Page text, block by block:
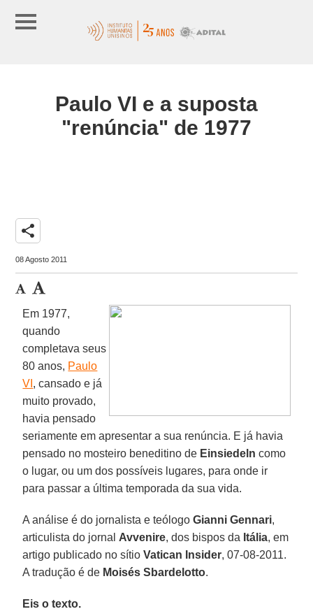
Paulo VI e a suposta
"renúncia" de 1977
share
08 Agosto 2011
Em 1977,
quando
completava seus
80 anos, Paulo
VI , cansado e já
muito provado,
havia pensado
seriamente em apresentar a sua renúncia. E já havia
pensado no mosteiro beneditino de Einsiedeln como
o lugar, ou um dos possíveis lugares, para onde ir
para passar a última temporada da sua vida.
A análise é do jornalista e teólogoGianni Gennari,
articulista do jornal Avvenire, dos bispos da Itália, em
artigo publicado no sítioVatican Insider, 07-08-2011.
A tradução é de Moisés Sbardelotto.
Eis o texto.